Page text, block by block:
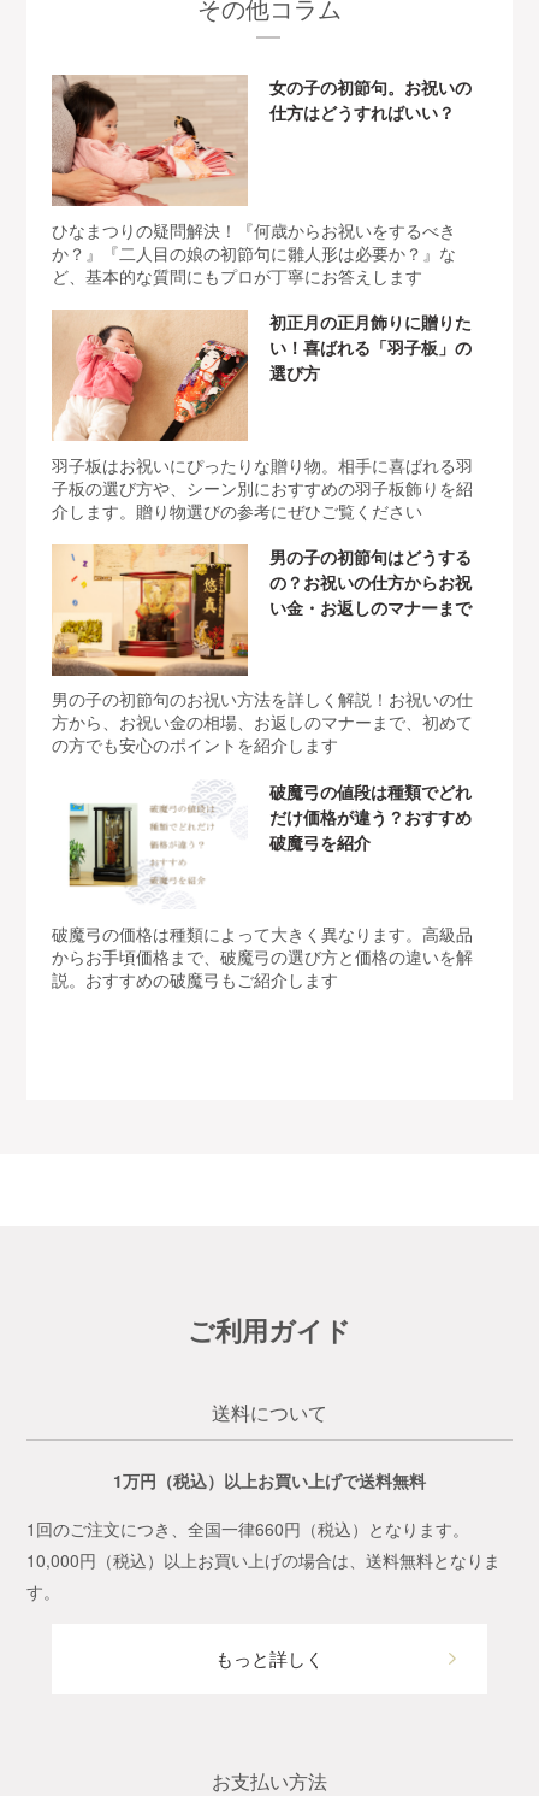
その他コラム
女の子の初節句。お祝いの
仕方はどうすればいい？
ひなまつりの疑問解決！『何歳からお祝いをするべき
か？』『二人目の娘の初節句に雛人形は必要か？』な
ど、基本的な質問にもプロが丁寧にお答えします
初正月の正月飾りに贈りた
い！喜ばれる「羽子板」の
選び方
羽子板はお祝いにぴったりな贈り物。相手に喜ばれる羽
子板の選び方や、シーン別におすすめの羽子板飾りを紹
介します。贈り物選びの参考にぜひご覧ください
男の子の初節句はどうする
の？お祝いの仕方からお祝
い金・お返しのマナーまで
男の子の初節句のお祝い方法を詳しく解説！お祝いの仕
方から、お祝い金の相場、お返しのマナーまで、初めて
の方でも安心のポイントを紹介します
破魔弓の値段は種類でどれ
だけ価格が違う？おすすめ
破魔弓を紹介
破魔弓の価格は種類によって大きく異なります。高級品
からお手頃価格まで、破魔弓の選び方と価格の違いを解
説。おすすめの破魔弓もご紹介します
ご利用ガイド
送料について
1万円（税込）以上お買い上げで送料無料
1回のご注文につき、全国一律660円（税込）となります。
10,000円（税込）以上お買い上げの場合は、送料無料となりま
す。
もっと詳しく
お支払い方法